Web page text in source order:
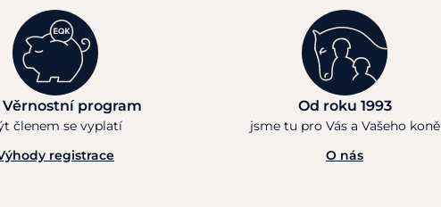
Věrnostní program
členem se vyplatí
registrace
Od roku 1993
jsme tu pro Vás a Vašeho koně
O nás